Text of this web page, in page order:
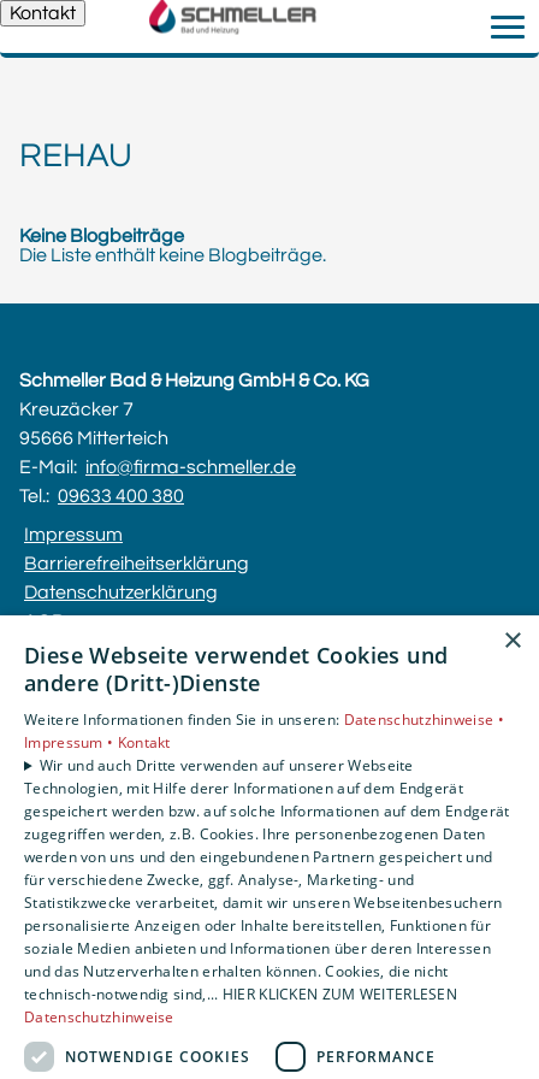
Kontakt
REHAU
Keine Blogbeiträge
Die Liste enthält keine Blogbeiträge.
Schmeller Bad & Heizung GmbH & Co. KG
Kreuzäcker 7
95666 Mitterteich
E-Mail: info@firma-schmeller.de
Tel.: 09633 400 380
Impressum
Barrierefreiheitserklärung
Datenschutzerklärung
AGB
Unsere Bereiche
Gewerbekunden
Karriere
Unternehmen
Kontakt
×
Diese Webseite verwendet Cookies und
andere (Dritt-)Dienste
Weitere Informationen finden Sie in unseren: Datenschutzhinweise •
Impressum • Kontakt
Wir und auch Dritte verwenden auf unserer Webseite
Technologien, mit Hilfe derer Informationen auf dem Endgerät
gespeichert werden bzw. auf solche Informationen auf dem Endgerät
zugegriffen werden, z.B. Cookies. Ihre personenbezogenen Daten
werden von uns und den eingebundenen Partnern gespeichert und
für verschiedene Zwecke, ggf. Analyse-, Marketing- und
Statistikzwecke verarbeitet, damit wir unseren Webseitenbesuchern
personalisierte Anzeigen oder Inhalte bereitstellen, Funktionen für
soziale Medien anbieten und Informationen über deren Interessen
und das Nutzerverhalten erhalten können. Cookies, die nicht
technisch-notwendig sind,... HIER KLICKEN ZUM WEITERLESEN
Datenschutzhinweise
NOTWENDIGE COOKIES
PERFORMANCE